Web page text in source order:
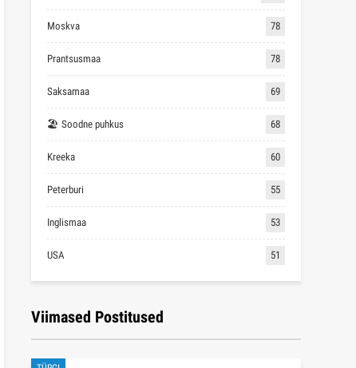
Moskva 78
Prantsusmaa 78
Saksamaa 69
🏖 Soodne puhkus 68
Kreeka 60
Peterburi 55
Inglismaa 53
USA 51
Viimased Postitused